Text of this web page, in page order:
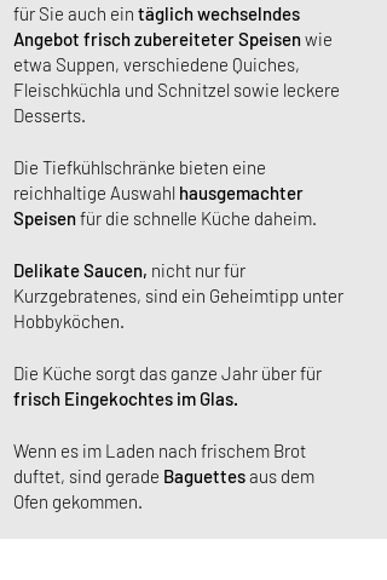
für Sie auch ein täglich wechselndes
Angebot frisch zubereiteter Speisenwie
etwa Suppen, verschiedene Quiches,
Fleischküchla und Schnitzel sowie leckere
Desserts.
Die Tiefkühlschränke bieten eine
reichhaltige Auswahl hausgemachter
Speisenfür die schnelle Küche daheim.
Delikate Saucen, nicht nurfür
Kurzgebratenes, sind ein Geheimtipp unter
Hobbyköchen.
Die Küche sorgt das ganze Jahr über für
frisch Eingekochtes im Glas.
Wenn es im Laden nach frischem Brot
duftet, sind gerade Baguettesaus dem
Ofen gekommen.